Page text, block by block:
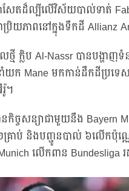
ែតដ៏ល្បីលើវិស័យបាល់ទាត់
ាប្រិយភាពនៅក្នុងទឹកដី
កាលថ្មី ក្លិប Al-Nassr បានបង្ហ
យក Mane មកកាន់ដឹកដីប្រទេ
។
នកិច្ចសន្យាជាមួយនឹង
គ្រាប់ និងបញ្ជូនបាល់ ៦លើកប៉ុ
លើកពាន Bundesliga